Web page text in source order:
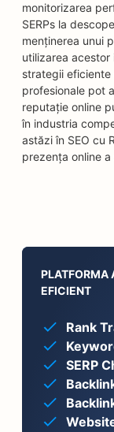
monitorizarea
SERPs la
menținerea unui
utilizarea acestor
strategii
profesionale pot
reputație online
în industria
astăzi în SEO cu
prezența online
PLATFORMA
EFICIENT
Rank
SERP